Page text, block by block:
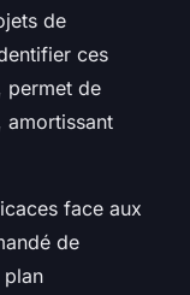
de
ces
permet de
amortissant
face aux
de